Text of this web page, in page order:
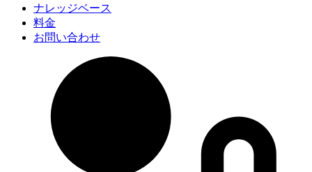
ナレッジベース
料金
お問い合わせ